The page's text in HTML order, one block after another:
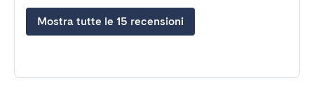
Mostra tutte le 15 recensioni